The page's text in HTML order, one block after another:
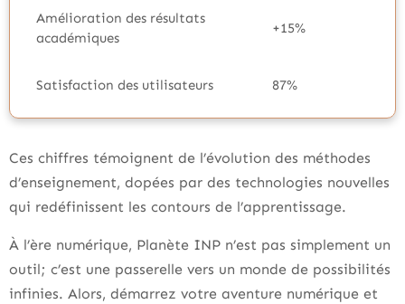
Amélioration des résultats
académiques
+15%
Satisfaction des utilisateurs 87%
Ces chiffres témoignent de l’évolution des méthodes
d’enseignement, dopées par des technologies nouvelles
qui redéfinissent les contours de l’apprentissage.
À l’ère numérique, Planète INP n’est pas simplement un
outil; c’est une passerelle vers un monde de possibilités
infinies. Alors, démarrez votre aventure numérique et